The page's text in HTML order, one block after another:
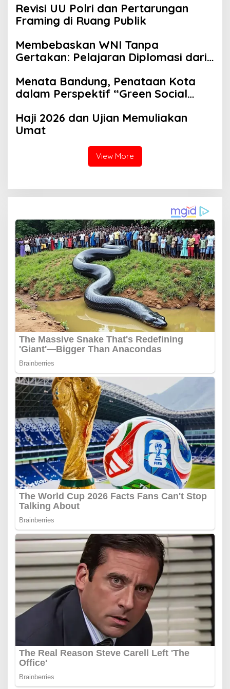
Revisi UU Polri dan Pertarungan
Framing di Ruang Publik
Membebaskan WNI Tanpa
Gertakan: Pelajaran Diplomasi dari
Menata Bandung, Penataan Kota
dalam Perspektif “Green Social
Haji 2026 dan Ujian Memuliakan
Umat
View More